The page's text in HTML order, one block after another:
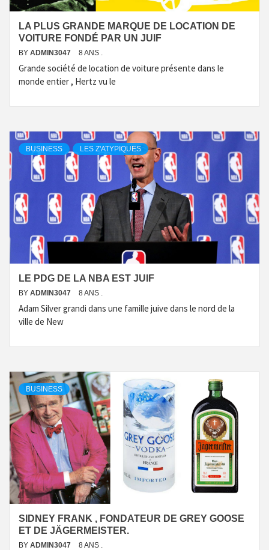
LA PLUS GRANDE MARQUE DE LOCATION DE
VOITURE FONDÉ PAR UN JUIF
BY ADMIN3047 8 ANS .
Grande société de location de voiture présente dans le
monde entier , Hertz vu le
BUSINESS LES Z'ATYPIQUES
LE PDG DE LA NBA EST JUIF
BY ADMIN3047 8 ANS .
Adam Silver grandi dans une famille juive dans le nord de la
ville de New
BUSINESS
SIDNEY FRANK , FONDATEUR DE GREY GOOSE
ET DE JÄGERMEISTER.
BY ADMIN3047 8 ANS .